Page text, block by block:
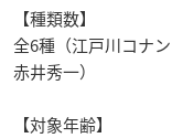
【種類数】
全6種（江戸川コナ
赤井秀一）
【対象年齢】